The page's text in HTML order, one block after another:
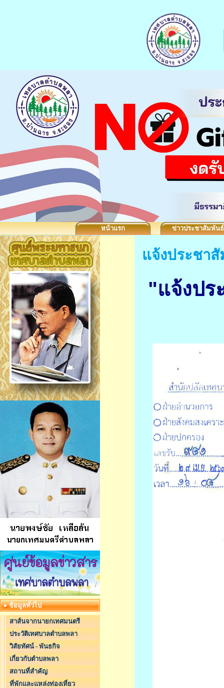
หน้าแรก ข่าวประชาสัมพันธ์
ข้อมูลทั่วไป
สาส์นจากนายกเทศมนตรี
ประวัติเทศบาลตำบลพลา
วิสัยทัศน์ - พันธกิจ
เกี่ยวกับตำบลพลา
สถานที่สำคัญ
ที่พักและแหล่งท่องเที่ยว
แจ้งประชา
"แจ้งปร